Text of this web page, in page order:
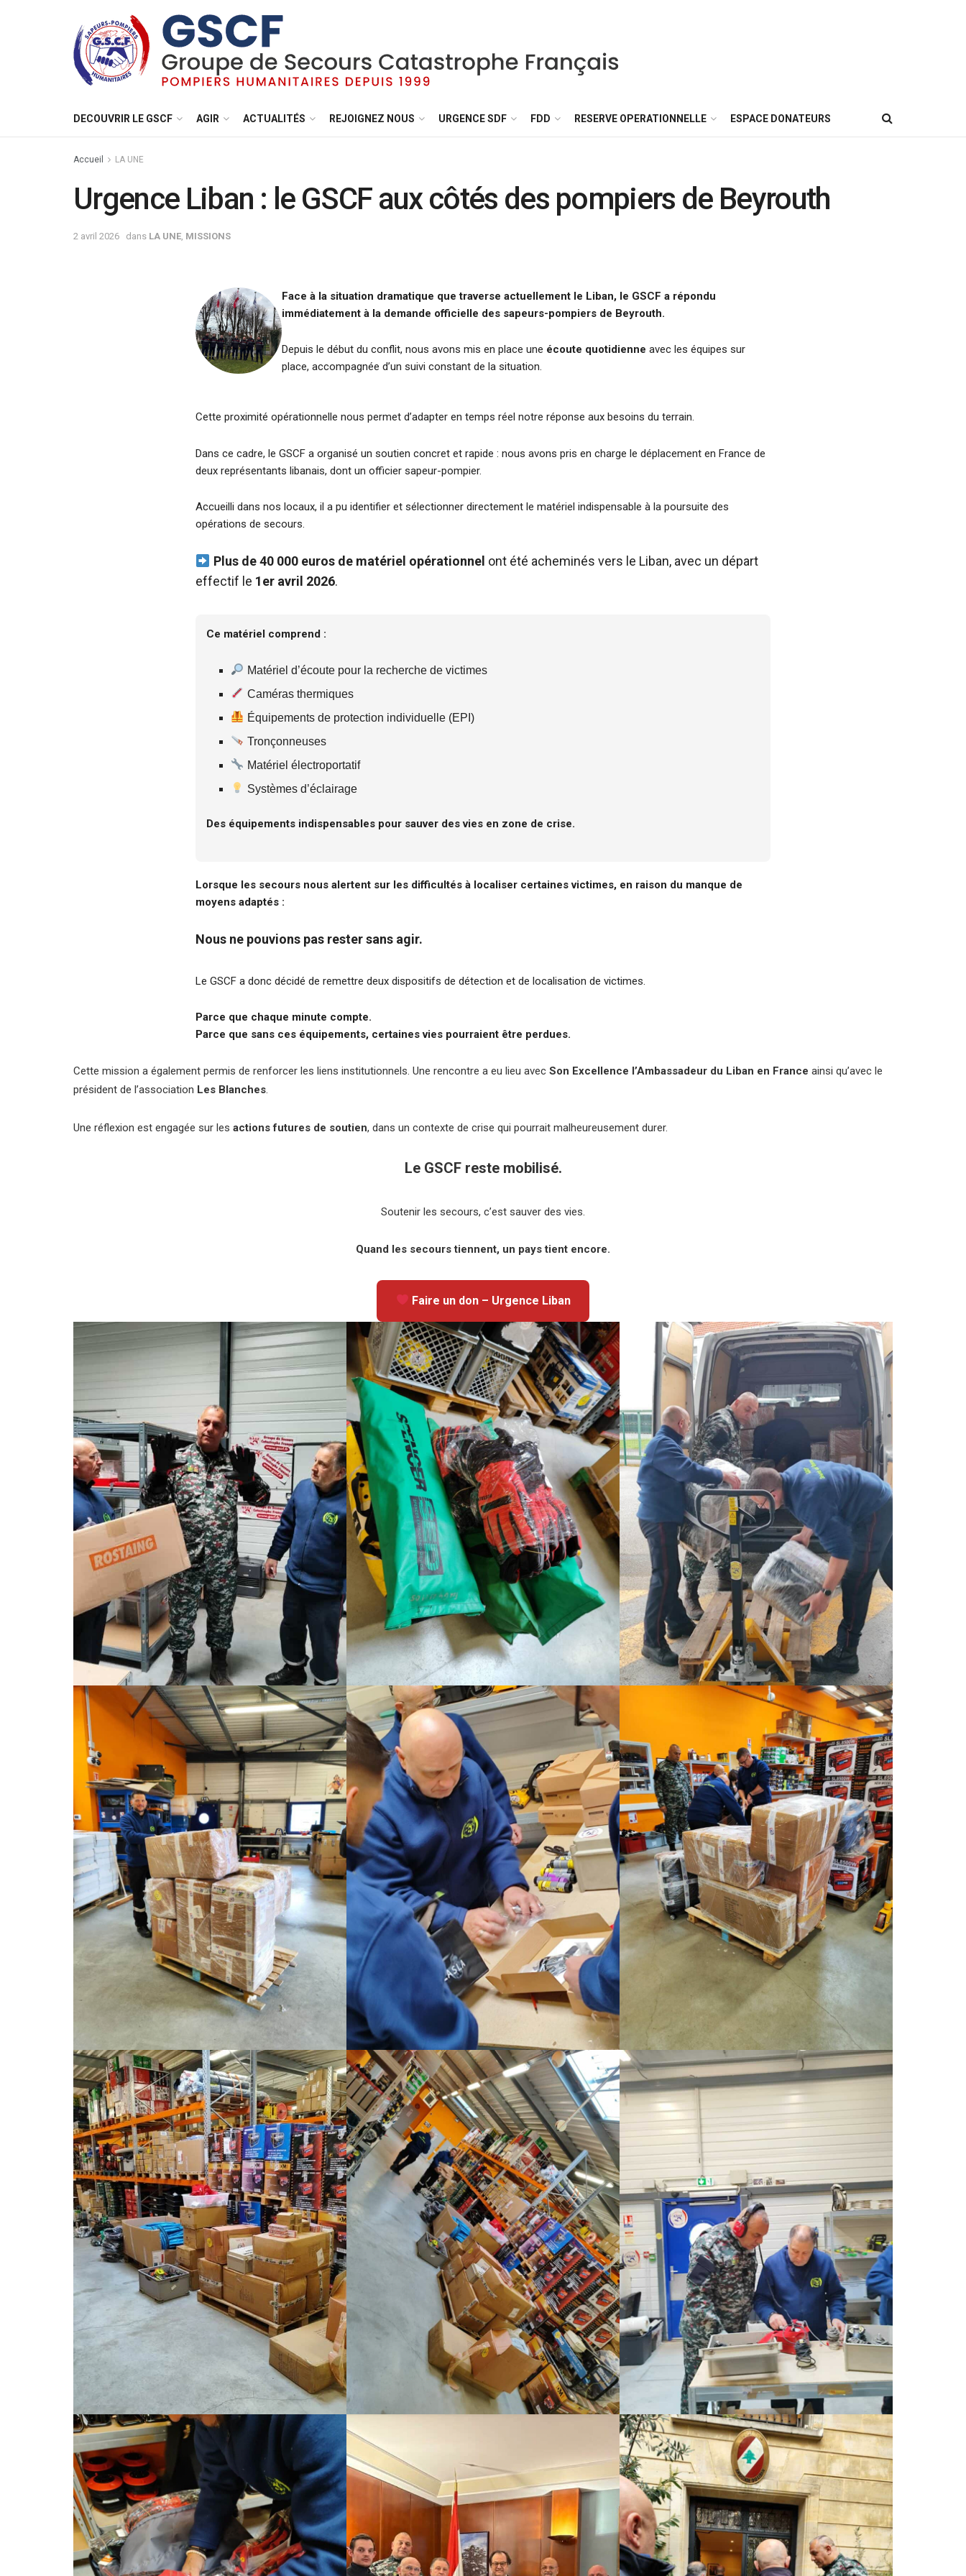
DECOUVRIR LE GSCF AGIR ACTUALITÉS REJOIGNEZ NOUS URGENCE SDF FDD RESERVE OPERATIONNELLE ESPACE DONATEURS
Accueil LA UNE
Urgence Liban : le GSCF aux côtés des pompiers de Beyrouth
2 avril 2026 dans LA UNE MISSIONS
Face à la situation dramatique que traverse actuellement le Liban, le GSCF a répondu
immédiatement à la demande officielle des sapeurs-pompiers de Beyrouth.
Depuis le début du conflit, nous avons mis en place une écoute quotidienne avec les équipes sur
place, accompagnée d’un suivi constant de la situation.
Cette proximité opérationnelle nous permet d’adapter en temps réel notre réponse aux besoins du terrain.
Dans ce cadre, le GSCF a organisé un soutien concret et rapide : nous avons pris en charge le déplacement en France de
deux représentants libanais, dont un officier sapeur-pompier.
Accueilli dans nos locaux, il a pu identifier et sélectionner directement le matériel indispensable à la poursuite des
opérations de secours.
Plus de 40 000 euros de matériel opérationnel ont été acheminés vers le Liban, avec un départ
effectif le 1er avril 2026.
Ce matériel comprend :
Matériel d’écoute pour la recherche de victimes
Caméras thermiques
Équipements de protection individuelle (EPI)
Tronçonneuses
Matériel électroportatif
Systèmes d’éclairage
Des équipements indispensables pour sauver des vies en zone de crise.
Lorsque les secours nous alertent sur les difficultés à localiser certaines victimes, en raison du manque de
moyens adaptés :
Nous ne pouvions pas rester sans agir.
Le GSCF a donc décidé de remettre deux dispositifs de détection et de localisation de victimes.
Parce que chaque minute compte.
Parce que sans ces équipements, certaines vies pourraient être perdues.
Cette mission a également permis de renforcer les liens institutionnels. Une rencontre a eu lieu avec Son Excellence l’Ambassadeur du Liban en France ainsi qu’avec le
président de l’association Les Blanches.
Une réflexion est engagée sur les actions futures de soutien, dans un contexte de crise qui pourrait malheureusement durer.
Le GSCF reste mobilisé.
Soutenir les secours, c’est sauver des vies.
Quand les secours tiennent, un pays tient encore.
Faire un don – Urgence Liban